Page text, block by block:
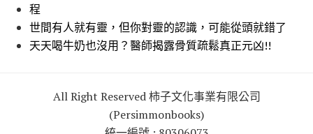
程
世間有人就有靈，但你對靈的認識，可能從頭就錯了
天天喝牛奶也沒用？醫師揭露骨質疏鬆真正元凶!!
All Right Reserved 柿子文化事業有限公司
(Persimmonbooks)